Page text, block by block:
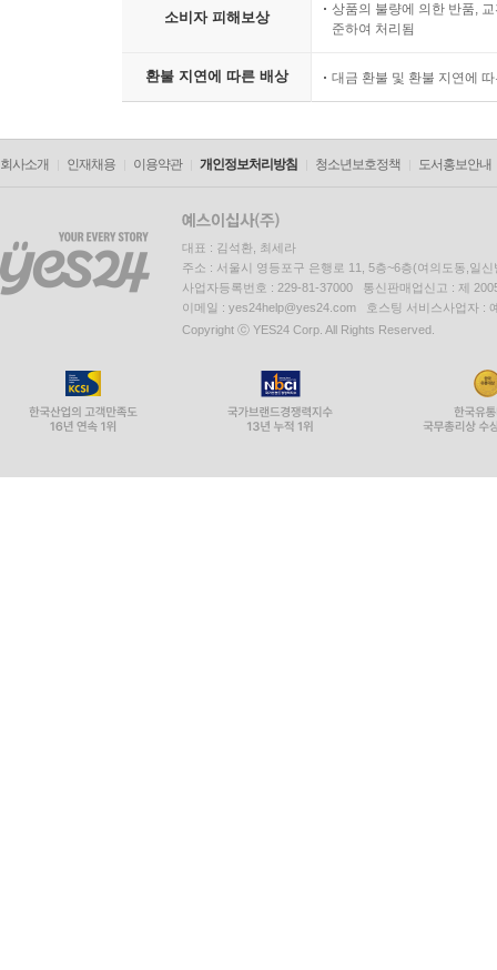
소비자 피해보상
상품의 불량에 의한 반품,
준하여 처리됨
환불 지연에 따른 배상 대금 환불 및 환불 지연에
회사소개 인재채용 이용약관 개인정보처리방침 청소년보호정책 도서홍보안내
대표 : 김석환, 최세라
주소 : 서울시 영등포구 은행로 11, 5층~6층(여의도동,일신
사업자등록번호 : 229-81-37000 통신판매업신고 : 제
이메일 : yes24help@yes24.com 호스팅 서비스사업자 :
Copyright ⓒ YES24 Corp. All Rights Reserved.